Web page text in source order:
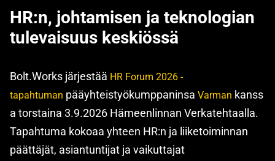
HR:n, johtamisen ja teknologian
tulevaisuus keskiössä
Bolt.Works järjestää HR Forum 2026 -
tapahtuman pääyhteistyökumppaninsa Varman kanss
a torstaina 3.9.2026 Hämeenlinnan Verkatehtaalla.
Tapahtuma kokoaa yhteen HR:n ja liiketoiminnan
päättäjät, asiantuntijat ja vaikuttajat